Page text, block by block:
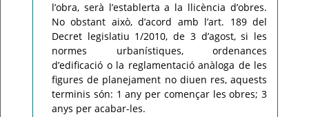
l’obra, serà l’establerta a la llicència d’obres.
No obstant això, d’acord amb l’art. 189 del
Decret legislatiu 1/2010, de 3 d’agost, si les
normes urbanístiques, ordenances
d’edificació o la reglamentació anàloga de les
figures de planejament no diuen res, aquests
terminis són: 1 any per començar les obres; 3
anys per acabar-les.